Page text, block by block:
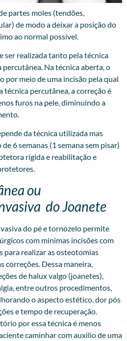
partes moles (tendões,
de modo a deixar a posição do
ao normal possível.
ser realizada tanto pela técnica
Na técnica aberta, o
por meio de uma incisão pela qual
técnica percutânea, a correção é
furos na pele, diminuindo a
da técnica utilizada mas
6 semanas (1 semana sem pisar)
rígida e reabilitação e
ou
do Joanete
do pé e tornozelo permite
com mínimas incisões com
para realizar as osteotomias
correções. Dessa maneira,
de halux valgo (joanetes),
entre outros procedimentos,
o aspecto estético, dor pós
e tempo de recuperação.
por essa técnica é menos
caminhar com auxilio de uma